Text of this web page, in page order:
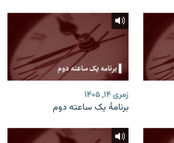
زمری ۱۴, ۱۴۰۵
برنامۀ یک ساعته دوم